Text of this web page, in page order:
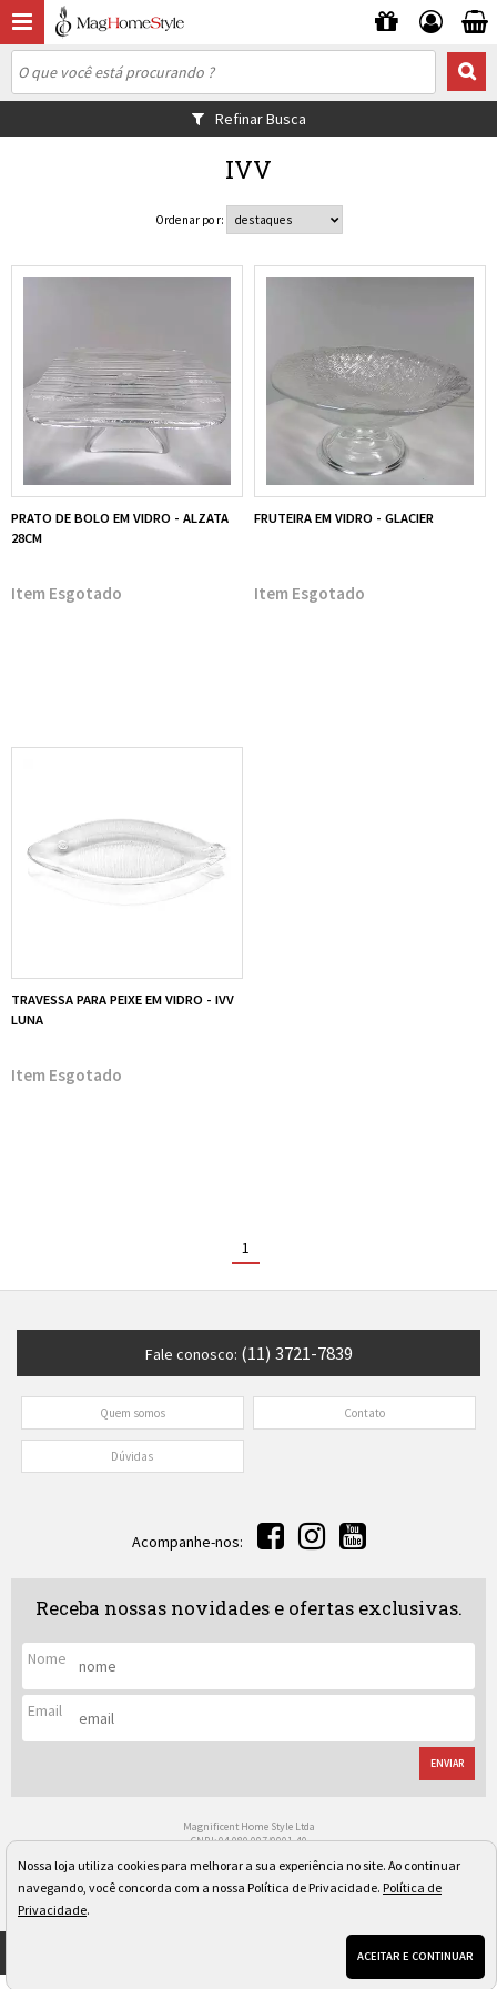
Refinar Busca
IVV
Ordenar por:
PRATO DE BOLO EM VIDRO - ALZATA
28CM
Esgotado
FRUTEIRA EM VIDRO - GLACIER
Esgotado
TRAVESSA PARA PEIXE EM VIDRO - IVV
LUNA
Esgotado
1
Fale conosco: (11) 3721-7839
Quem somos Contato
Dúvidas
Acompanhe-nos:
Receba nossas novidades e ofertas exclusivas.
Nome
Email
ENVIAR
Magnificent Home Style Ltda
CNPJ: 04.080.097/0001-40
São Paulo/SP - Cep: 05617-030
Os preços, quantidade em estoque e condições de pagamento apresentados neste site não valem
necessariamente para nossa loja física e podem sofrer alterações sem prévia notificação. Imagens
meramente ilustrativas. Pedidos sujeitos a análise e confirmação de dados.
Nossa loja utiliza cookies para melhorar a sua experiência no site. Ao continuar
navegando, você concorda com a nossa Política de Privacidade. Política de
Privacidade.
ACEITAR E CONTINUAR